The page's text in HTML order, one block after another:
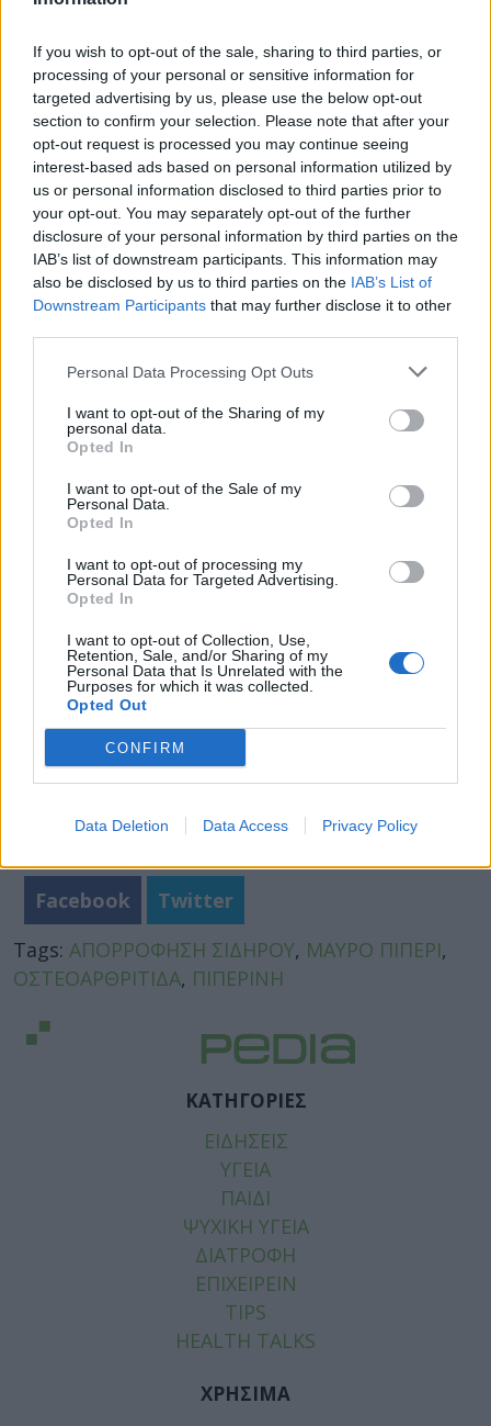
If you wish to opt-out of the sale, sharing to third parties, or
processing of your personal or sensitive information for
targeted advertising by us, please use the below opt-out
section to confirm your selection. Please note that after your
opt-out request is processed you may continue seeing
interest-based ads based on personal information utilized by
us or personal information disclosed to third parties prior to
your opt-out. You may separately opt-out of the further
disclosure of your personal information by third parties on the
IAB’s list of downstream participants. This information may
also be disclosed by us to third parties on the IAB’s List of
Downstream Participants that may further disclose it to other
Personal Data Processing Opt Outs
I want to opt-out of the Sharing of my
personal data.
Opted In
I want to opt-out of the Sale of my
Personal Data.
Opted In
I want to opt-out of processing my
Personal Data for Targeted Advertising.
Opted In
I want to opt-out of Collection, Use,
Retention, Sale, and/or Sharing of my
Personal Data that Is Unrelated with the
Purposes for which it was collected.
Opted Out
CONFIRM
Data Deletion Data Access Privacy Policy
άνθρωποι παραπονούνται πως νιώθουν
στομαχικά ενοχλήματα όταν το παρακάνουν. Τα
ενοχλήματα αυτά συνήθως είναι καούρες ή
δυσπεψία και σίγουρα δεν είναι ευχάριστα», λέει
η ειδικός.
Ποια είναι λοιπόν η «ποσότητα ασφαλείας»; Η
απάντηση πρακτικά εξαρτάται από τη γεύση και
το στομάχι σας. Καλό είναι όμως να μην το
παρακάνετε, διότι η γεύση του μπορεί να
καλύψει όλες τις άλλες.
αρκετή για την απορρόφηση του σιδήρου και
άλλων συστατικών. Πόσο μικρή; «Ένα όγδοο από
το κουταλάκι του γλυκού είναι αρκετό», λέει η
συνήθως δεν δημιουργεί στομαχικά
ενοχλήματα».
Φωτογραφία: iStock
Facebook
Twitter
Tags: ΑΠΟΡΡΟΦΗΣΗ ΣΙΔΗΡΟΥ, ΜΑΥΡΟ ΠΙΠΕΡΙ,
ΟΣΤΕΟΑΡΘΡΙΤΙΔΑ, ΠΙΠΕΡΙΝΗ
ΚΑΤΗΓΟΡΙΕΣ
ΕΙΔΗΣΕΙΣ
ΥΓΕΙΑ
ΠΑΙΔΙ
ΨΥΧΙΚΗ ΥΓΕΙΑ
ΔΙΑΤΡΟΦΗ
ΕΠΙΧΕΙΡΕΙΝ
TIPS
HEALTH TALKS
ΧΡΗΣΙΜΑ